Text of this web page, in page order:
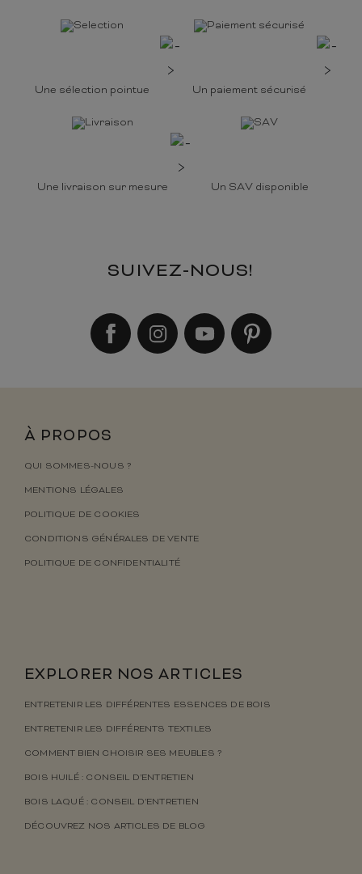
Une sélection pointue Un paiement sécurisé
Une livraison sur mesure Un SAV disponible
SUIVEZ-NOUS!
À PROPOS
QUI SOMMES-NOUS ?
MENTIONS LÉGALES
POLITIQUE DE COOKIES
CONDITIONS GÉNÉRALES DE VENTE
POLITIQUE DE CONFIDENTIALITÉ
EXPLORER NOS ARTICLES
ENTRETENIR LES DIFFÉRENTES ESSENCES DE BOIS
ENTRETENIR LES DIFFÉRENTS TEXTILES
COMMENT BIEN CHOISIR SES MEUBLES ?
BOIS HUILÉ : CONSEIL D’ENTRETIEN
BOIS LAQUÉ : CONSEIL D’ENTRETIEN
DÉCOUVREZ NOS ARTICLES DE BLOG